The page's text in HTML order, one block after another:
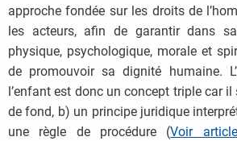
approche fondée sur les droits de
les acteurs, afin de garantir dans
physique, psychologique, morale et
de promouvoir sa dignité humaine.
l’enfant est donc un concept triple car
de fond, b) un principe juridique
une règle de procédure (Voir